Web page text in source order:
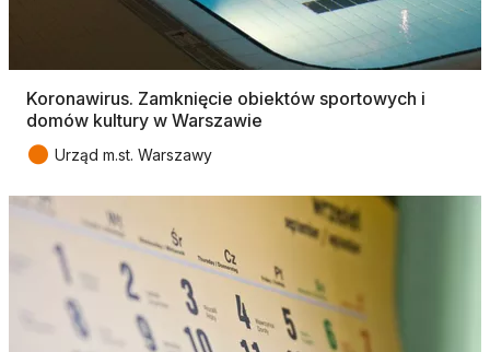
Koronawirus. Zamknięcie obiektów sportowych i
domów kultury w Warszawie
● Urząd m.st. Warszawy